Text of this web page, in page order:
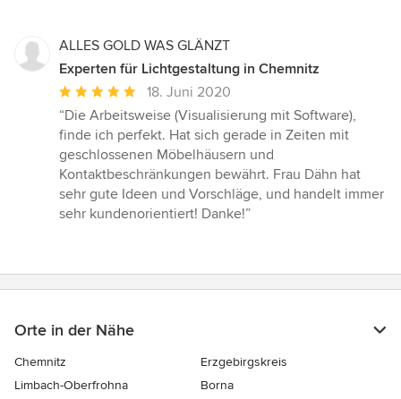
ALLES GOLD WAS GLÄNZT
Experten für Lichtgestaltung in Chemnitz
Durchschnittliche
Bewertung:
5
von
5
Sternen
18. Juni 2020
“Die Arbeitsweise (Visualisierung mit Software),
finde ich perfekt. Hat sich gerade in Zeiten mit
geschlossenen Möbelhäusern und
Kontaktbeschränkungen bewährt. Frau Dähn hat
sehr gute Ideen und Vorschläge, und handelt immer
sehr kundenorientiert! Danke!”
Orte in der Nähe
Chemnitz
Erzgebirgskreis
Limbach-Oberfrohna
Borna